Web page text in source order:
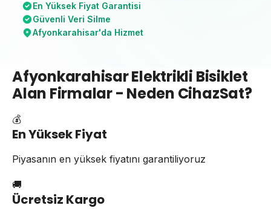
En Yüksek Fiyat Garantisi
Güvenli Veri Silme
Afyonkarahisar'da Hizmet
Afyonkarahisar Elektrikli Bisiklet
Alan Firmalar - Neden CihazSat?
💰
En Yüksek Fiyat
Piyasanın en yüksek fiyatını garantiliyoruz
🚚
Ücretsiz Kargo